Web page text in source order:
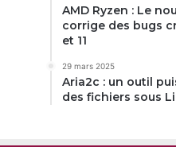
AMD Ryzen : Le
corrige des bugs
et 11
29 mars 2025
Aria2c : un outil
des fichiers sous